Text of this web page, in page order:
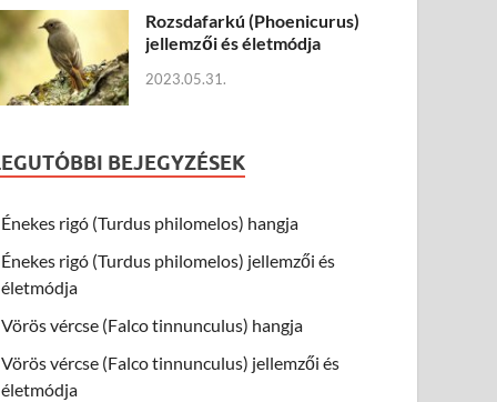
Rozsdafarkú (Phoenicurus)
jellemzői és életmódja
2023.05.31.
BEJEGYZÉSEK
Énekes rigó (Turdus philomelos) hangja
Énekes rigó (Turdus philomelos) jellemzői és
életmódja
Vörös vércse (Falco tinnunculus) hangja
Vörös vércse (Falco tinnunculus) jellemzői és
életmódja